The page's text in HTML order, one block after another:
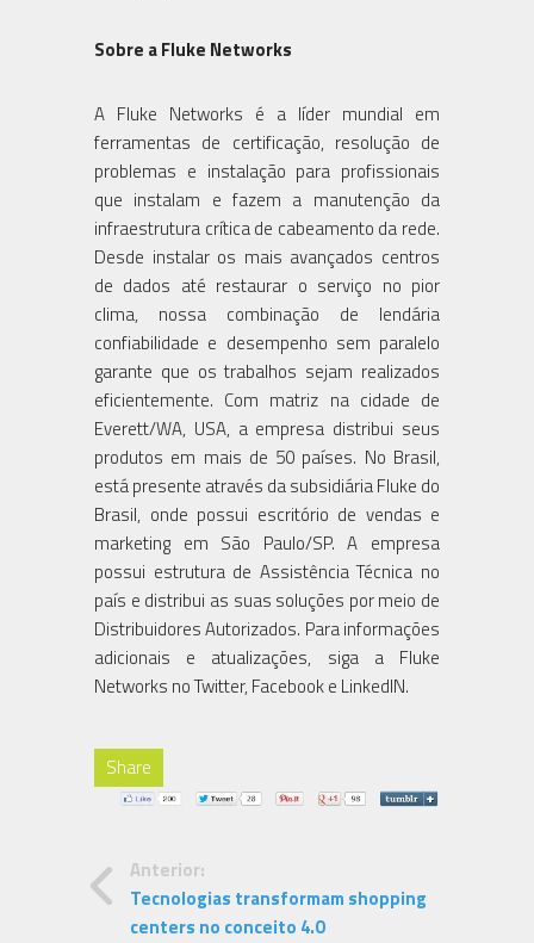
Sobre a Fluke Networks
A Fluke Networks é a líder mundial em
ferramentas de certificação, resolução de
problemas e instalação para profissionais
que instalam e fazem a manutenção da
infraestrutura crítica de cabeamento da rede.
Desde instalar os mais avançados centros
de dados até restaurar o serviço no pior
clima, nossa combinação de lendária
confiabilidade e desempenho sem paralelo
garante que os trabalhos sejam realizados
eficientemente. Com matriz na cidade de
Everett/WA, USA, a empresa distribui seus
produtos em mais de 50 países. No Brasil,
está presente através da subsidiária Fluke do
Brasil, onde possui escritório de vendas e
marketing em São Paulo/SP. A empresa
possui estrutura de Assistência Técnica no
país e distribui as suas soluções por meio de
Distribuidores Autorizados. Para informações
adicionais e atualizações, siga a Fluke
Networks no Twitter, Facebook e LinkedIN.
Share
Anterior:
Tecnologias transformam shopping
centers no conceito 4.0